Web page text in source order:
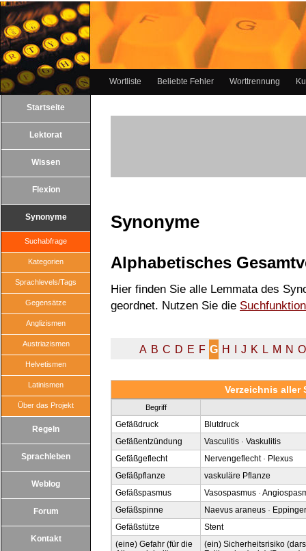
Wortliste Beliebte Fehler Worttrennung
Startseite
Lektorat
Wissen
Flexion
Synonyme
Suchabfrage
Kategorien
Sprachlevels/Tags
Gegensätze
Anglizismen
Austriazismen
Helvetismen
Latinismen
Über das Projekt
Regeln
Sprachleben
Weblog
Forum
Kontakt
Synonyme
Alphabetisches
Hier finden Sie alle Lemmata des
geordnet. Nutzen Sie die Suchfunktion
A B C D E F G H J K L M N O
Verzeichnis aller
Begriff
Gefäßdruck
Blutdruck
Gefäßentzündung
Vasculitis · Vaskulitis
Gefäßgeflecht
Nervengeflecht· Plexus
Gefäßpflanze
vaskuläre Pflanze
Gefäßspasmus
Vasospasmus ·
Gefäßspinne
Naevus araneus ·
Gefäßstütze
Stent
(eine) Gefahr (für die
(ein) Sicherheitsrisiko